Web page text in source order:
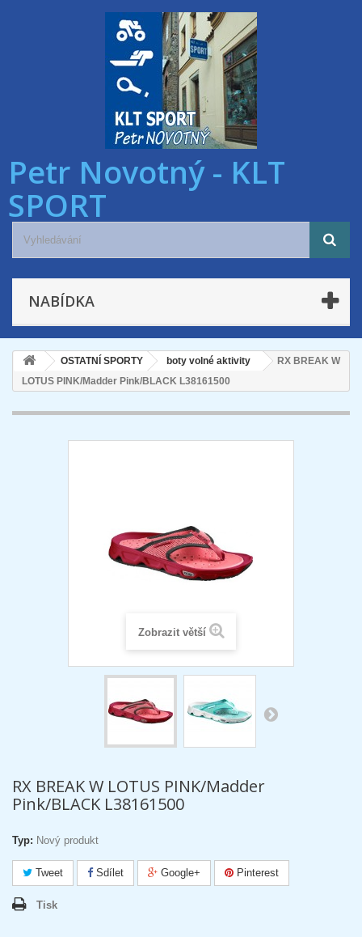
Petr Novotný - KLT
SPORT
NABÍDKA
OSTATNÍ SPORTY boty volné aktivity
RX BREAK W
LOTUS PINK/Madder Pink/BLACK L38161500
Zobrazit větší
RX BREAK W LOTUS PINK/Madder
Pink/BLACK L38161500
Typ: Nový produkt
Tweet Sdílet Google+ Pinterest
Tisk